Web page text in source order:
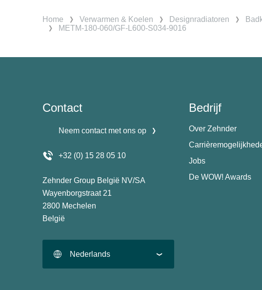
Home Verwarmen & Koelen Designradiatoren
METM-180-060/GF-L600-S034-9016
Contact
Neem contact met ons op
+32 (0) 15 28 05 10
Zehnder Group België NV/SA
Wayenborgstraat 21
2800 Mechelen
België
Nederlands
Bedrijf
Over Zehnder
Jobs
De WOW! Awards